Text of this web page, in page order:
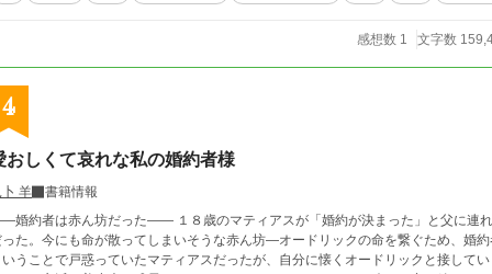
感想数 1 文字数
4
おしくて哀れな私の婚約者様
羊
書籍情報
婚約者は赤ん坊だった―― １８歳のマティアスが「婚約が決まった」と父に連
た。今にも命が散ってしまいそうな赤ん坊―オードリックの命を繋ぐため、婚
いうことで戸惑っていたマティアスだったが、自分に懐くオードリックと接し